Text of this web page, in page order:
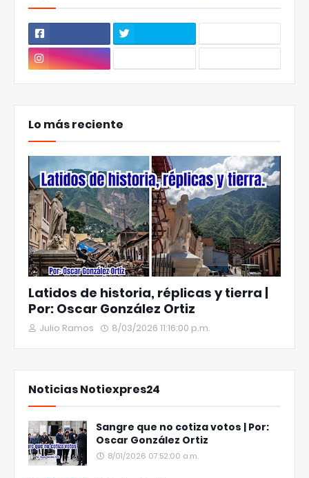
Lo más reciente
Latidos de historia, réplicas y tierra |
Por: Oscar González Ortiz
Julio Ramos 8/03/2026 11:16:00 p.m.
Noticias Notiexpres24
Sangre que no cotiza votos | Por:
Oscar González Ortiz
8/01/2026 07:52:00 a.m.